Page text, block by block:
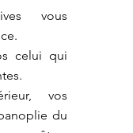
vous
celui qui
vos
du